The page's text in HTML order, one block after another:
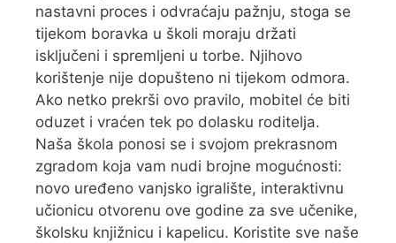
nastavni proces i odvraćaju pažnju, stoga se
tijekom boravka u školi moraju držati
isključeni i spremljeni u torbe. Njihovo
korištenje nije dopušteno ni tijekom odmora.
Ako netko prekrši ovo pravilo, mobitel će biti
oduzet i vraćen tek po dolasku roditelja.
Naša škola ponosi se i svojom prekrasnom
zgradom koja vam nudi brojne mogućnosti:
novo uređeno vanjsko igralište, interaktivnu
učionicu otvorenu ove godine za sve učenike,
školsku knjižnicu i kapelicu. Koristite sve naše